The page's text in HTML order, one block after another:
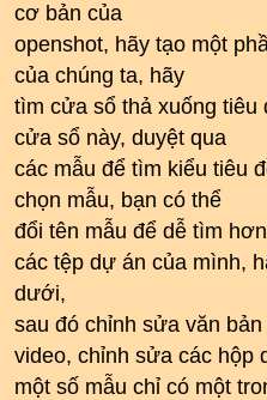
cơ bản của
openshot, hãy tạo một
của chúng ta, hãy
tìm cửa sổ thả xuống tiêu
cửa sổ này, duyệt qua
các mẫu để tìm kiểu tiêu
chọn mẫu, bạn có thể
đổi tên mẫu để dễ tìm
các tệp dự án của mình,
dưới,
sau đó chỉnh sửa văn
video, chỉnh sửa các hộp
một số mẫu chỉ có một